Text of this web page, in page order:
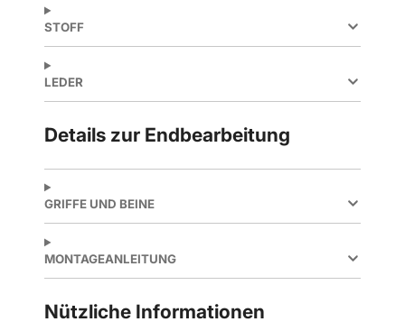
STOFF
LEDER
Details zur Endbearbeitung
GRIFFE UND BEINE
MONTAGEANLEITUNG
Nützliche Informationen